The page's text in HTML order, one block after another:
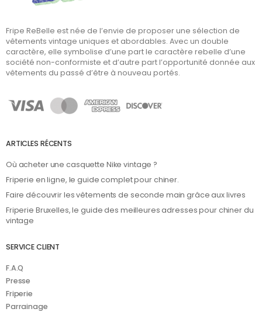
Fripe ReBelle est née de l’envie de proposer une sélection de
vêtements vintage uniques et abordables. Avec un double
caractère, elle symbolise d’une part le caractère rebelle d’une
société non-conformiste et d’autre part l’opportunité donnée aux
vêtements du passé d’être à nouveau portés.
ARTICLES RÉCENTS
Où acheter une casquette Nike vintage ?
Friperie en ligne, le guide complet pour chiner.
Faire découvrir les vêtements de seconde main grâce aux livres
Friperie Bruxelles, le guide des meilleures adresses pour chiner du
vintage
SERVICE CLIENT
F.A.Q
Presse
Friperie
Parrainage